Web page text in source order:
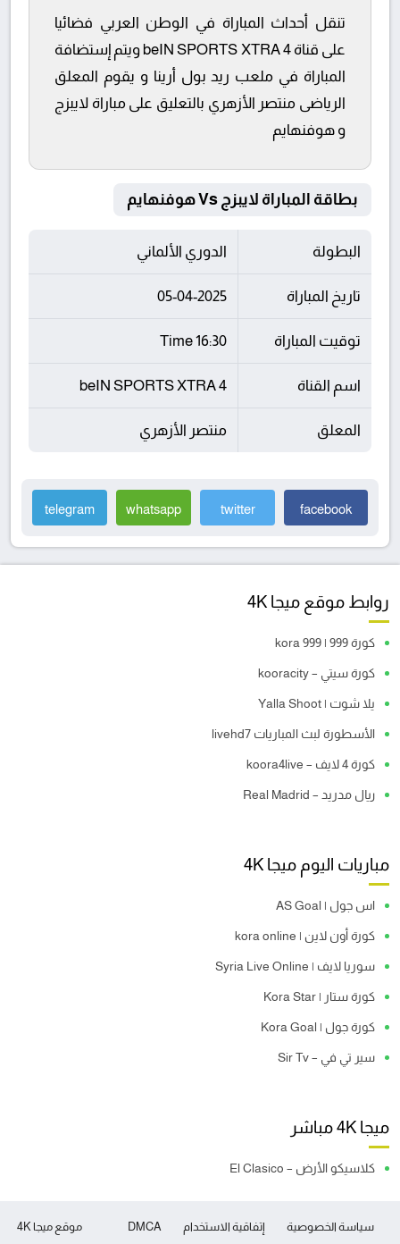
تنقل أحداث المباراة في الوطن العربي فضائيا
على قناة beIN SPORTS XTRA 4 ويتم إستضافة
المباراة في ملعب ريد بول أرينا و يقوم المعلق
الرياضى منتصر الأزهري بالتعليق على مباراة لايبزج
و هوفنهايم
بطاقة المباراة لايبزج Vs هوفنهايم
البطولة الدوري الألماني
تاريخ المباراة 05-04-2025
توقيت المباراة 16:30 Time
اسم القناة beIN SPORTS XTRA 4
المعلق منتصر الأزهري
facebook
twitter
whatsapp
telegram
روابط موقع ميجا 4K
كورة 999 | kora 999
كورة سيتي – kooracity
يلا شوت | Yalla Shoot
الأسطورة لبث المباريات livehd7
كورة 4 لايف – koora4live
ريال مدريد – Real Madrid
مباريات اليوم ميجا 4K
اس جول | AS Goal
كورة أون لاين | kora online
سوريا لايف | Syria Live Online
كورة ستار | Kora Star
كورة جول | Kora Goal
سير تي في – Sir Tv
ميجا 4K مباشر
كلاسيكو الأرض – El Clasico
موقع ميجا 4K سياسة الخصوصية إتفاقية الاستخدام DMCA